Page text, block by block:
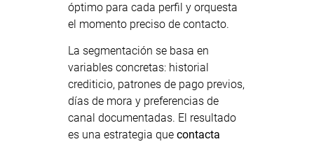
óptimo para cada perfil y orquesta
el momento preciso de contacto.
La segmentación se basa en
variables concretas: historial
crediticio, patrones de pago previos,
días de mora y preferencias de
canal documentadas. El resultado
es una estrategia que contacta